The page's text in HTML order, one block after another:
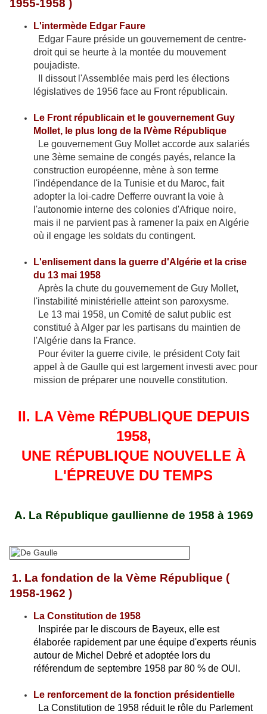
1955-1958 )
L'intermède Edgar Faure
Edgar Faure préside un gouvernement de centre-
droit qui se heurte à la montée du mouvement
poujadiste.
Il dissout l'Assemblée mais perd les élections
législatives de 1956 face au Front républicain.
Le Front républicain et le gouvernement Guy
Mollet, le plus long de la IVème République
Le gouvernement Guy Mollet accorde aux salariés
une 3ème semaine de congés payés, relance la
construction européenne, mène à son terme
l'indépendance de la Tunisie et du Maroc, fait
adopter la loi-cadre Defferre ouvrant la voie à
l'autonomie interne des colonies d'Afrique noire,
mais il ne parvient pas à ramener la paix en Algérie
où il engage les soldats du contingent.
L'enlisement dans la guerre d'Algérie et la crise
du 13 mai 1958
Après la chute du gouvernement de Guy Mollet,
l'instabilité ministérielle atteint son paroxysme.
Le 13 mai 1958, un Comité de salut public est
constitué à Alger par les partisans du maintien de
l'Algérie dans la France.
Pour éviter la guerre civile, le président Coty fait
appel à de Gaulle qui est largement investi avec pour
mission de préparer une nouvelle constitution.
II. LA Vème RÉPUBLIQUE DEPUIS
1958,
UNE RÉPUBLIQUE NOUVELLE À
L'ÉPREUVE DU TEMPS
A. La République gaullienne de 1958 à 1969
1. La fondation de la Vème République (
1958-1962 )
La Constitution de 1958
Inspirée par le discours de Bayeux, elle est
élaborée rapidement par une équipe d'experts réunis
autour de Michel Debré et adoptée lors du
référendum de septembre 1958 par 80 % de OUI.
Le renforcement de la fonction présidentielle
La Constitution de 1958 réduit le rôle du Parlement